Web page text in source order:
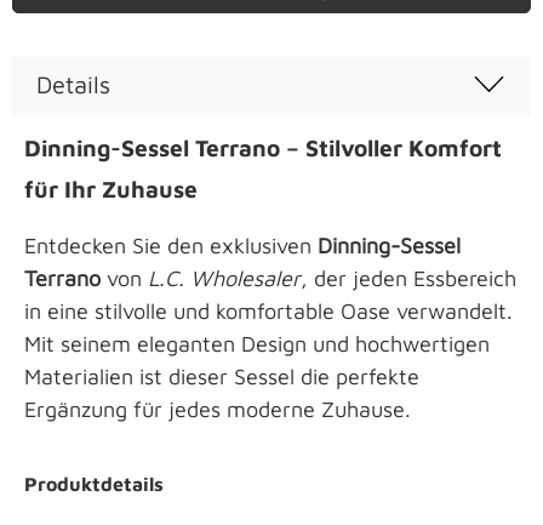
Details
Dinning-Sessel Terrano – Stilvoller Komfort
für Ihr Zuhause
Entdecken Sie den exklusiven Dinning-Sessel
Terrano von L.C. Wholesaler, der jeden Essbereich
in eine stilvolle und komfortable Oase verwandelt.
Mit seinem eleganten Design und hochwertigen
Materialien ist dieser Sessel die perfekte
Ergänzung für jedes moderne Zuhause.
Produktdetails